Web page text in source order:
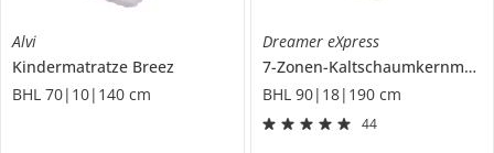
Alvi
Kindermatratze Breez
BHL 70|10|140 cm
Dreamer eXpress
7-Zonen-Kaltschaumkernmatratze
BHL 90|18|190 cm
44